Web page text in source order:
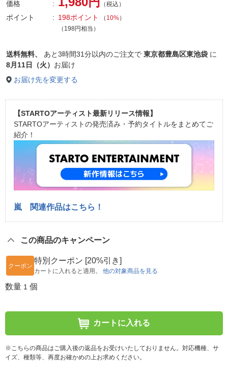
価格 （税込）
ポイント 198ポイント （ 10%）
（198円相当）
送料無料、 あと3時間31分以内のご注文で 東京都豊島区東池袋 に
8月11日（火） お届け
お届け先を変更する
【STARTOアーティスト最新リリース情報】
STARTOアーティストの発売済み・予約タイトルをまとめてご
紹介！
嵐 関連作品はこちら！
この商品のキャンペーン
クーポン
特別クーポン [20%引き]
カートに入れると適用。 他の対象商品を見る
数量 1 個
カートに入れる
※こちらの商品はご購入後の返品をお受けいたしておりません。対応機種、サ
イズ、種類等、再度お確かめの上お求めください。